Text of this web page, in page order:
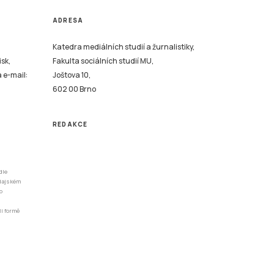
e-mail:
formě
ADRESA
Katedra mediálních studií a žurnalistiky,
Fakulta sociálních studií MU,
Joštova 10,
602 00 Brno
REDAKCE